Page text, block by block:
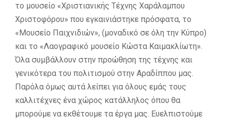
το μουσείο «Χριστιανικής Τέχνης Χαράλαμπου
Χριστοφόρου» που εγκαινιάστηκε πρόσφατα, το
«Μουσείο Παιχνιδιών», (μοναδικό σε όλη την Κύπρο)
και το «Λαογραφικό μουσείο Κώστα Καιμακλίωτη».
Όλα συμβάλλουν στην προώθηση της τέχνης και
γενικότερα του πολιτισμού στην Αραδίππου μας.
Παρόλα όμως αυτά λείπει για όλους εμάς τους
καλλιτέχνες ένα χώρος κατάλληλος όπου θα
μπορούμε να εκθέτουμε τα έργα μας. Ευελπιστούμε